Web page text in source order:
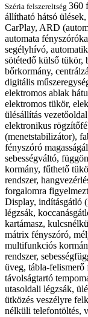
Széria felszereltség 360
állítható hátsó
CarPlay, ARD
automata
segélyhívó,
sötétedő külső tükör,
bőrkormány,
digitális
elektromos ablak
elektromos tükör,
ülésállítás
elektronikus
(menetstabilizátor),
fényszóró
sebességváltó,
kormány, fűthető
rendszer,
forgalomra
Display, indításgátló
légzsák,
kartámasz,
mátrix fényszóró,
multifunkciós
rendszer,
üveg, tábla-felismerő
távolságtartó
utasoldali légzsák,
ütközés veszélyre
nélküli telefontöltés,